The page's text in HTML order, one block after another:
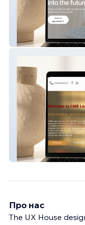
Wenzel | Frank
CMB Liberia
Про нас
The UX House